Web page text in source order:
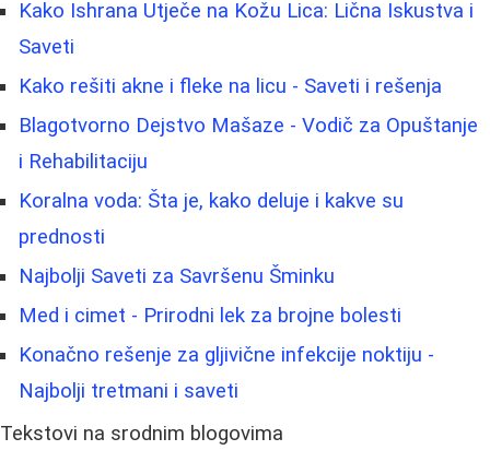
Kako Ishrana Utječe na Kožu Lica: Lična Iskustva i
Saveti
Kako rešiti akne i fleke na licu - Saveti i rešenja
Blagotvorno Dejstvo Mašaze - Vodič za Opuštanje
i Rehabilitaciju
Koralna voda: Šta je, kako deluje i kakve su
prednosti
Najbolji Saveti za Savršenu Šminku
Med i cimet - Prirodni lek za brojne bolesti
Konačno rešenje za gljivične infekcije noktiju -
Najbolji tretmani i saveti
Tekstovi na srodnim blogovima